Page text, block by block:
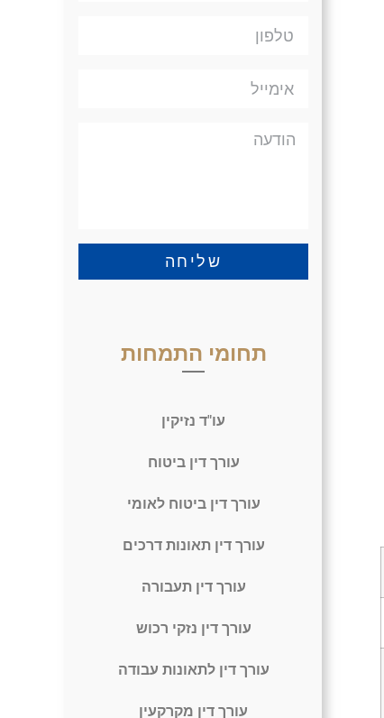
שליחה
תחומי התמחות
עו"ד נזיקין
עורך דין ביטוח
עורך דין ביטוח לאומי
עורך דין תאונות דרכים
עורך דין תעבורה
עורך דין נזקי רכוש
עורך דין לתאונות עבודה
עורך דין מקרקעין